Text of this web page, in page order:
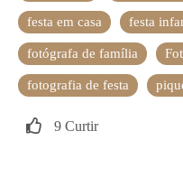
festa em casa festa
fotógrafa de família
fotografia de festa
9 Curtir